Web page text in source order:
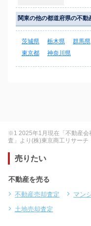
関東の他の都道府県の不動
茨城県 栃木県 群馬県
東京都
神奈川県
※1 2025年1月現在「不動産会
査」より(株)東京商工リサーチ
売りたい
不動産を売る
不動産売却査定 マン
土地売却査定